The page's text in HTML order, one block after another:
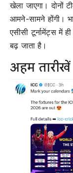
खेला जाएगा। दोनों
आमने-सामने होंगी।
एसीसी टूर्नामेंट्स में
बढ़ जाता है।
अहम तारीखें